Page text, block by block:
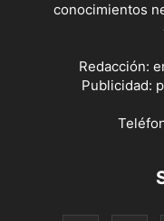
conocimientos
Redacción:
Publicidad: